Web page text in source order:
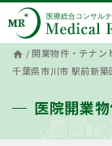
home /開業物件・テナン
千葉県市川市 駅前新
医院開業